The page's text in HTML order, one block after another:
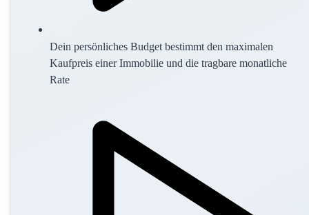
Dein persönliches Budget bestimmt den maximalen
Kaufpreis einer Immobilie und die tragbare monatliche
Rate